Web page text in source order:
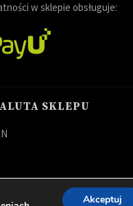
w sklepie obsługuje:
SKLEPU
Akceptuj